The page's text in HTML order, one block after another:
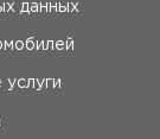
данных